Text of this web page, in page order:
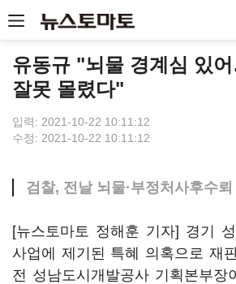
유동규 "뇌물 경계심 있
잘못 몰렸다"
입력: 2021-10-22 10:11:12
수정: 2021-10-22 10:11:12
검찰, 전날 뇌물·부정처사후수
[뉴스토마토 정해훈 기자] 경기
사업에 제기된 특혜 의혹으로 재
전 성남도시개발공사 기획본부장